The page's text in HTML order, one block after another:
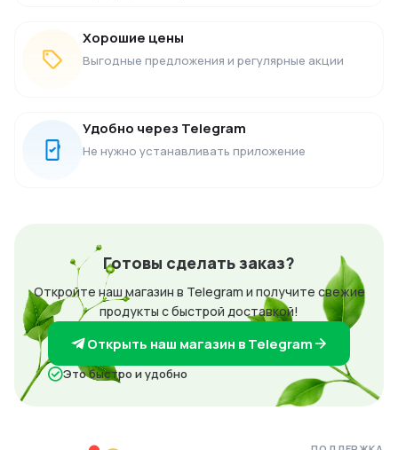
Хорошие цены
Выгодные предложения и регулярные акции
Удобно через Telegram
Не нужно устанавливать приложение
Готовы сделать заказ?
Откройте наш магазин в Telegram и получите свежие
продукты с быстрой доставкой!
Открыть наш магазин в Telegram
Это быстро и удобно